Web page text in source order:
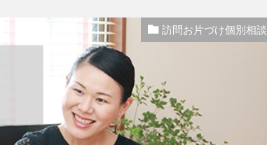
訪問お片づけ個別相談